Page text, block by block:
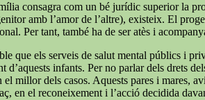
consagra com un bé jurídic superior la
amb l’amor de l’altre), existeix. El
Per tant, també ha de ser atès i
que els serveis de salut mental públics i
d’aquests infants. Per no parlar dels drets
millor dels casos. Aquests pares i mares,
en el reconeixement i l’acció decidida